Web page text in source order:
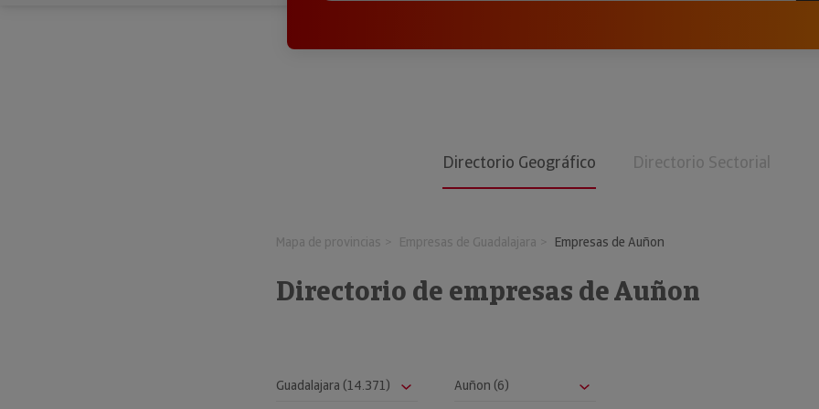
Directorio Geográfico Directorio Sectorial
Mapa de provincias Empresas de Guadalajara Empresas de Auñon
Directorio de empresas de Auñon